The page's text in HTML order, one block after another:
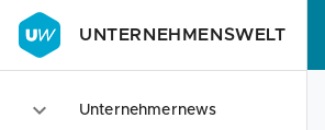
UNTERNEHMENSWELT
Unternehmernews